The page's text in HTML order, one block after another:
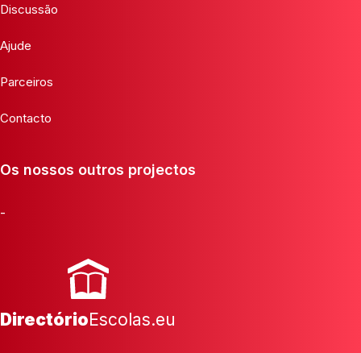
Discussão
Ajude
Parceiros
Contacto
Os nossos outros projectos
-
DirectórioEscolas.eu